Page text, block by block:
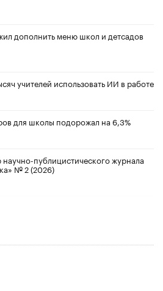
дополнить меню школ и детсадов
учителей использовать ИИ в работе
для школы подорожал на 6,3%
публицистического журнала
№ 2 (2026)